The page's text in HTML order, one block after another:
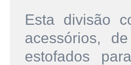
Esta divisão
acessórios,
estofados